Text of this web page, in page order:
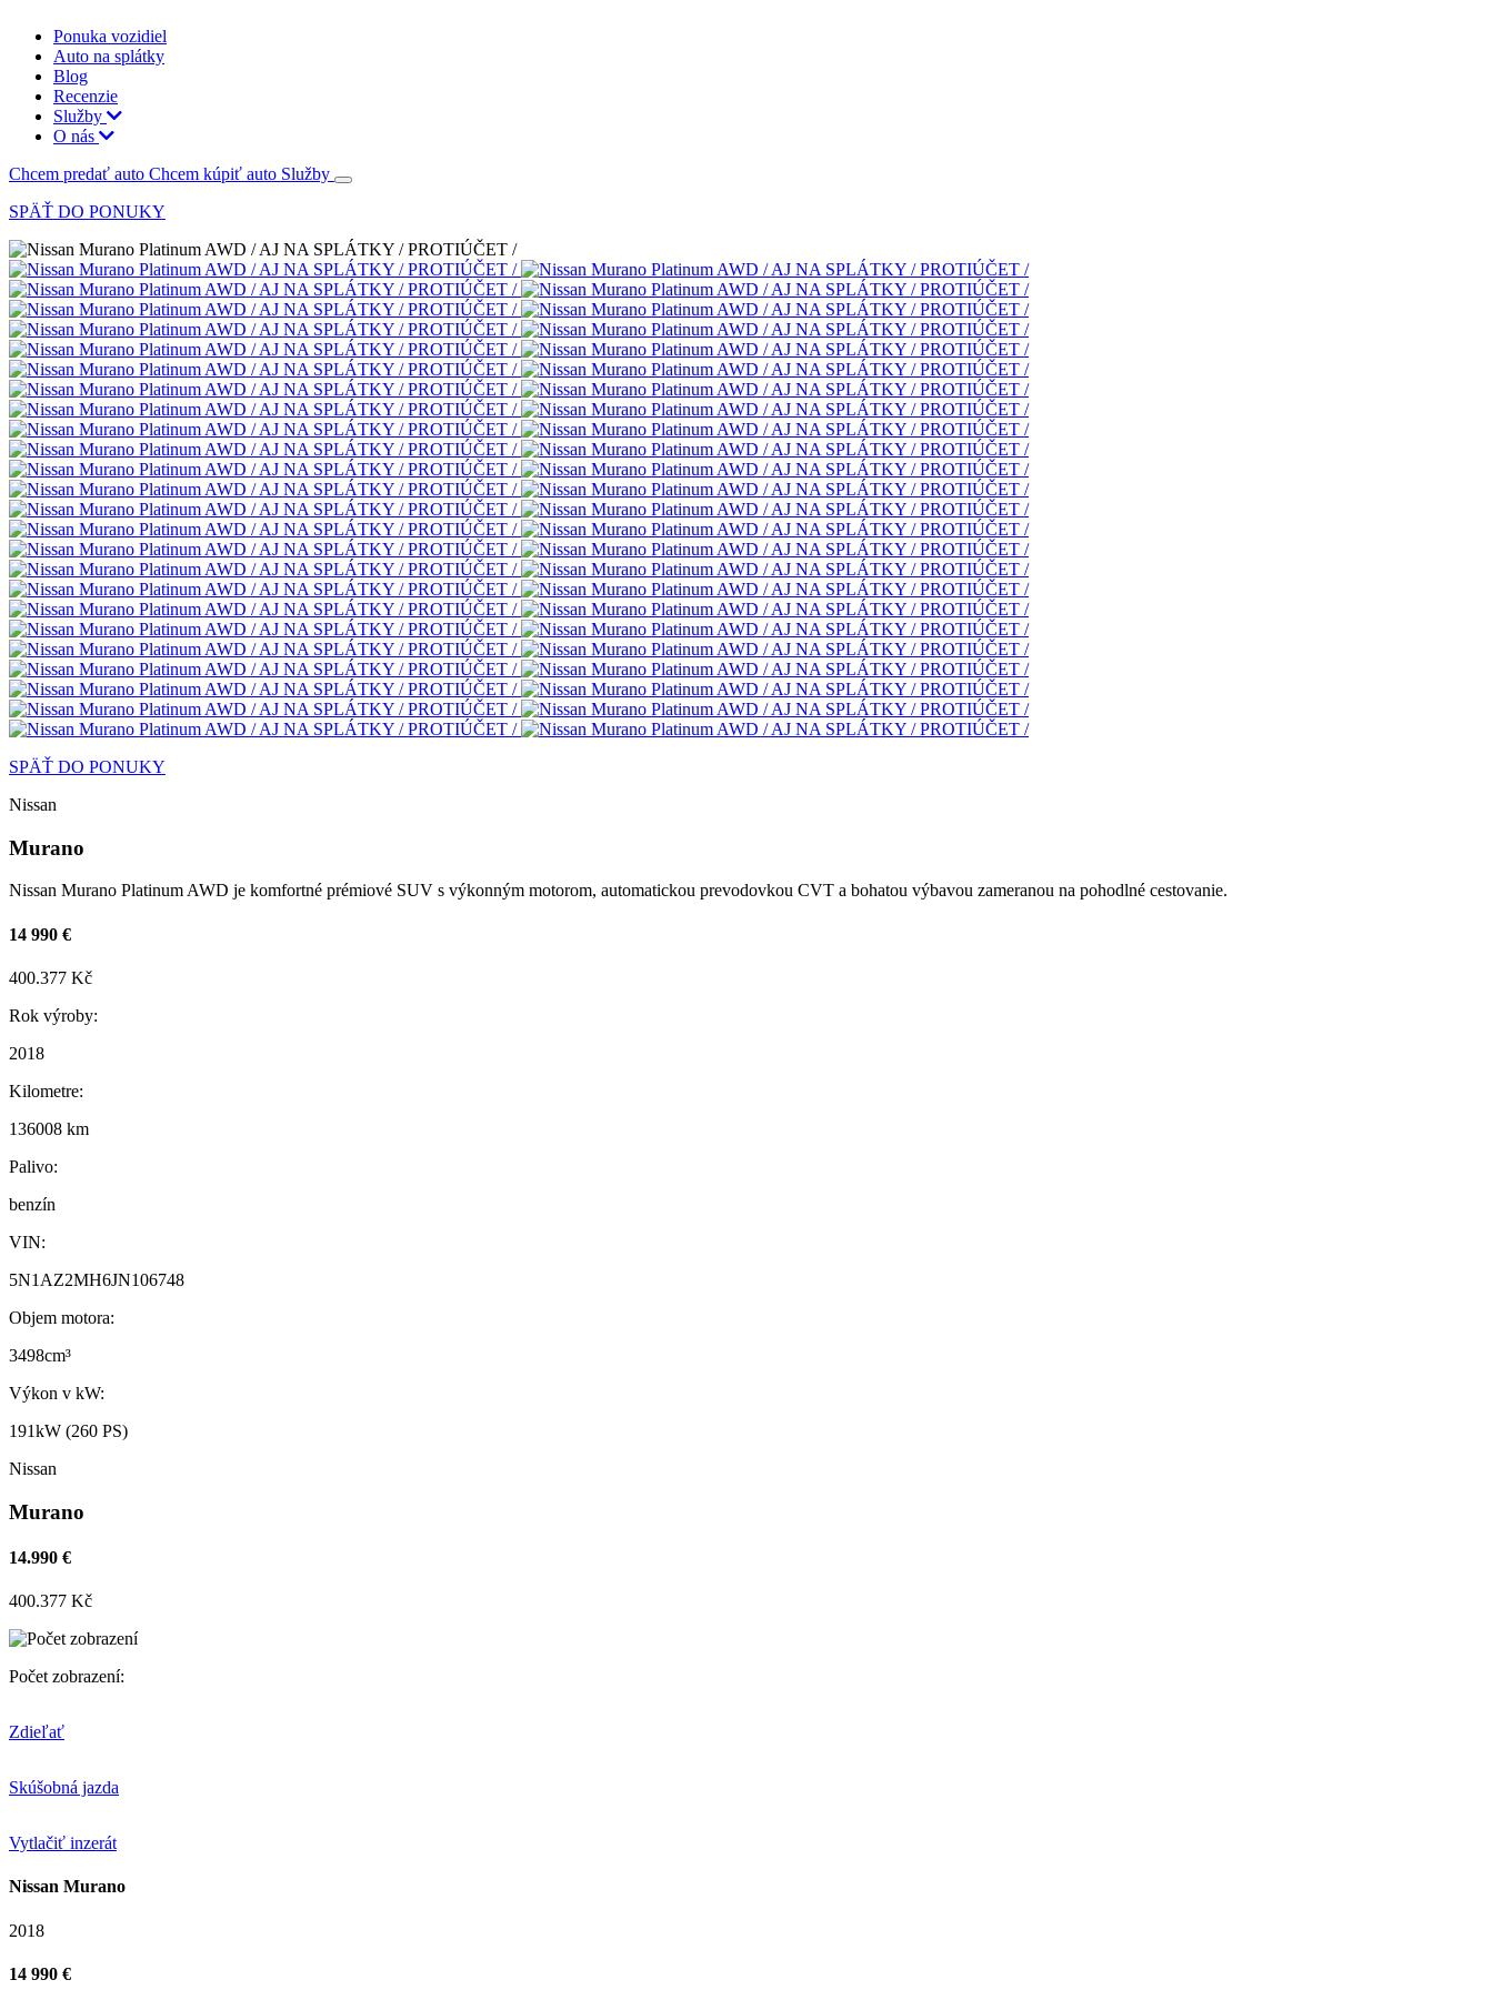
Ponuka vozidiel
Auto na splátky
Blog
Recenzie
Služby
O nás
Chcem predať auto Chcem kúpiť auto Služby
SPÄŤ DO PONUKY
SPÄŤ DO PONUKY
Nissan
Murano
Nissan Murano Platinum AWD je komfortné prémiové SUV s výkonným motorom, automatickou prevodovkou CVT a bohatou výbavou zameranou na pohodlné cestovanie.
14 990 €
400.377 Kč
Rok výroby:
2018
Kilometre:
136008 km
Palivo:
benzín
VIN:
5N1AZ2MH6JN106748
Objem motora:
3498cm³
Výkon v kW:
191kW (260 PS)
Nissan
Murano
14.990 €
400.377 Kč
Počet zobrazení:
Zdieľať
Skúšobná jazda
Vytlačiť inzerát
Nissan Murano
2018
14 990 €